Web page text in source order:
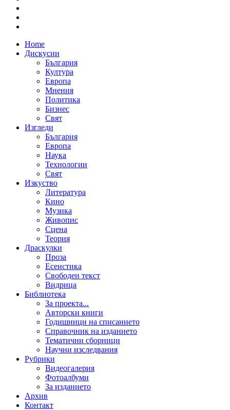
Home
Дискусии
България
Култура
Европа
Мнения
Политика
Бизнес
Свят
Изгледи
България
Европа
Наука
Технологии
Свят
Изкуство
Литература
Кино
Музика
Живопис
Сцена
Теория
Драскулки
Проза
Есеистика
Свободен текст
Видрица
Библиотека
За проекта...
Авторски книги
Годишници на списанието
Справочник на изданието
Тематични сборници
Научни изследвания
Рубрики
Видеогалерия
Фотоалбуми
За изданието
Архив
Контакт